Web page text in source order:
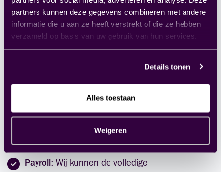
partners kunnen deze gegevens combineren met andere
informatie die u aan ze heeft verstrekt of die ze hebben
verzameld op basis van uw gebruik van hun services.
Details tonen
Alles toestaan
Weigeren
software. Wij werven nieuw talent, bieden hen
intensieve training en begeleiden hen het
deelnemen aan onze kwartaalsessies waar
onder andere gelegenheid is om praktijkcases
Support: Deskundige ondersteuning bij vragen
kunnen worden opgelost. Hiervoor bieden we
verschillende abonnementen aan.
Payroll: Wij kunnen de volledige